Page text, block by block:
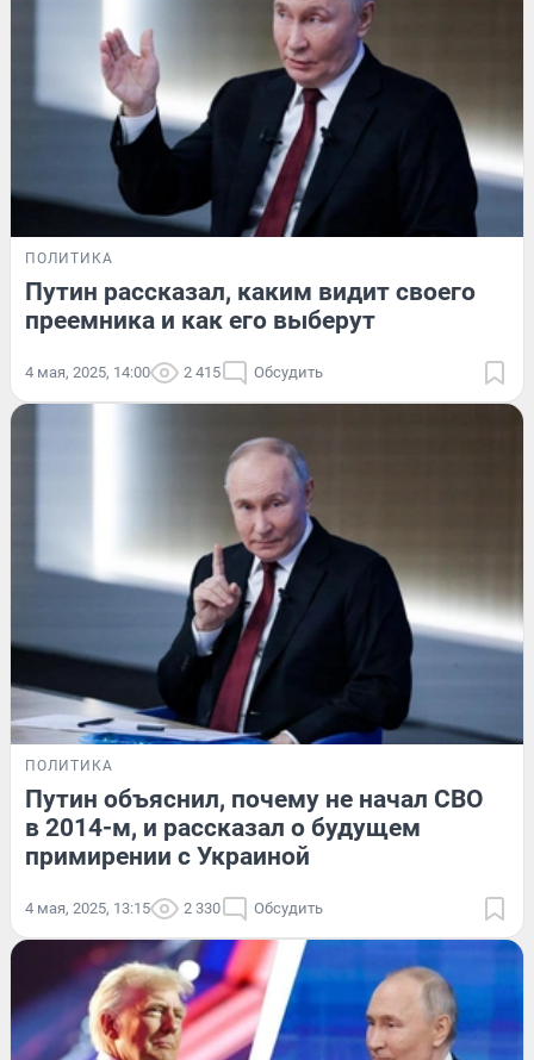
ПОЛИТИКА
Путин рассказал, каким видит своего
преемника и как его выберут
4 мая, 2025, 14:00 2 415 Обсудить
ПОЛИТИКА
Путин объяснил, почему не начал СВО
в 2014-м, и рассказал о будущем
примирении с Украиной
4 мая, 2025, 13:15 2 330 Обсудить